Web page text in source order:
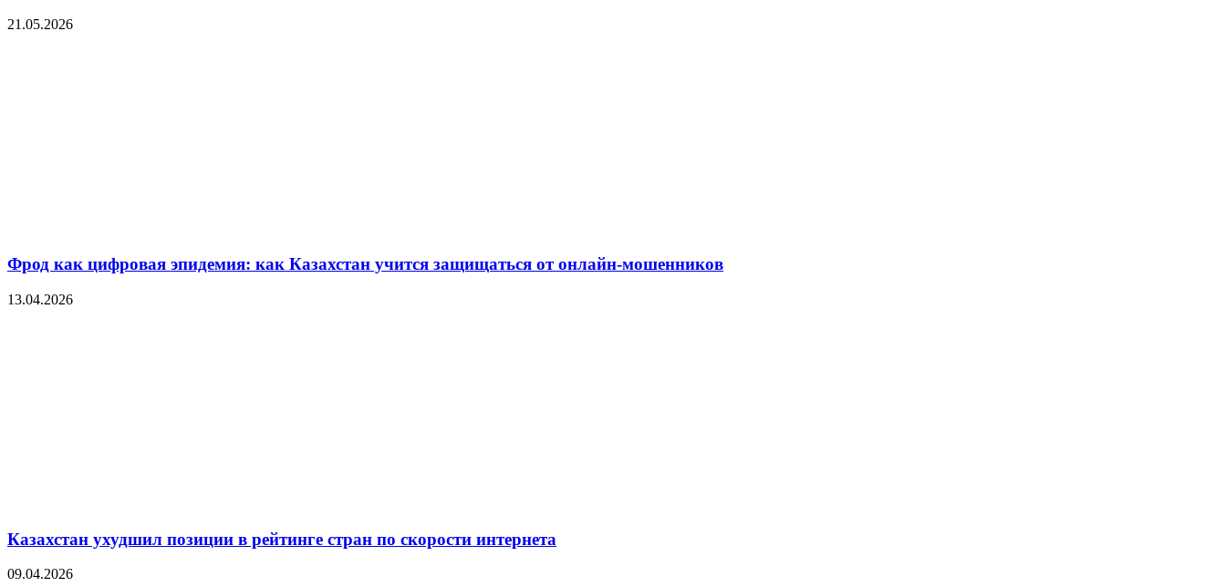
21.05.2026
Фрод как цифровая эпидемия: как Казахстан учится защищаться от онлайн-мошенников
13.04.2026
Казахстан ухудшил позиции в рейтинге стран по скорости интернета
09.04.2026